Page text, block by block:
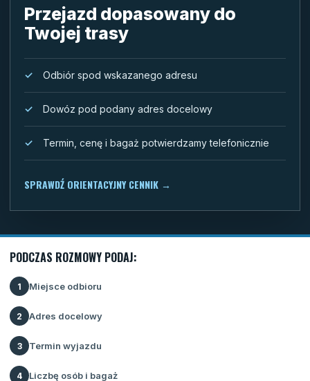
Przejazd dopasowany do
Twojej trasy
Odbiór spod wskazanego adresu
Dowóz pod podany adres docelowy
Termin, cenę i bagaż potwierdzamy telefonicznie
SPRAWDŹ ORIENTACYJNY CENNIK →
PODCZAS ROZMOWY PODAJ:
1 Miejsce odbioru
2 Adres docelowy
3 Termin wyjazdu
4 Liczbę osób i bagaż